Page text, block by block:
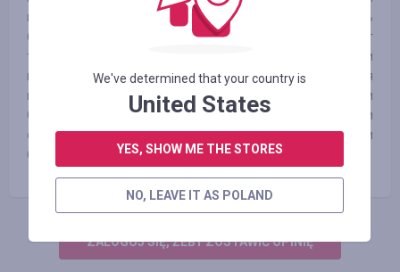
вершиной и волной: он указывает, где мы любим бывать
больше всего. Мы производим широкий ассортимент
товаров – высокотехнологичную спортивную и
повседневную одежду, аксессуары и экипировку для
катания на досках, и мы гордимся тем, что имя марки
Quiksilver напрямую ассоциируется с лучшими
спортсменами и крупнейшими мероприятиями в истории
бордспорта.
ZALOGUJ SIĘ, ŻEBY ZOSTAWIĆ OPINIĘ
We've determined that your country is
United States
YES, SHOW ME THE STORES
NO, LEAVE IT AS POLAND